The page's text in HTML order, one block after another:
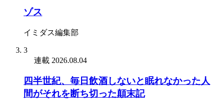
ゾス
イミダス編集部
3
連載 2026.08.04
四半世紀、毎日飲酒しないと眠れなかった人
間がそれを断ち切った顛末記